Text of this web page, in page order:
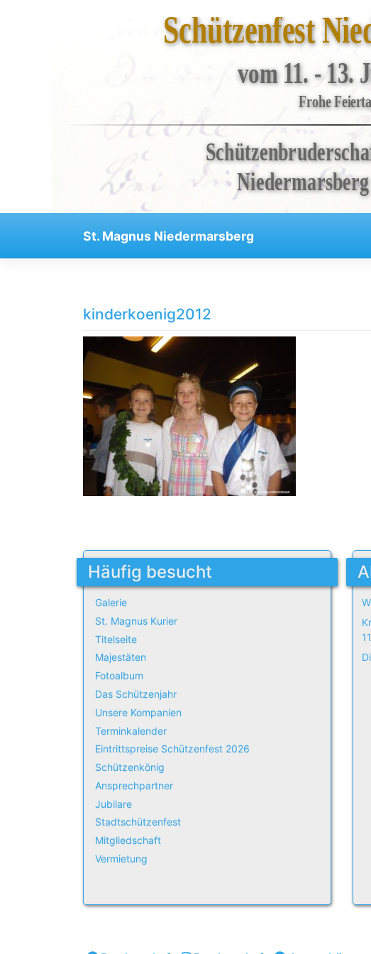
Veranstaltungen
Schützenfest
vom 11. - 13.
Frohe
Niedermarsberg
content
St. Magnus Niedermarsberg
kinderkoenig2012
Häufig besucht
Galerie
St. Magnus Kurier
Titelseite
Majestäten
Fotoalbum
Das Schützenjahr
Unsere Kompanien
Terminkalender
Eintrittspreise Schützenfest 2026
Schützenkönig
Ansprechpartner
Jubilare
Stadtschützenfest
Mitgliedschaft
Vermietung